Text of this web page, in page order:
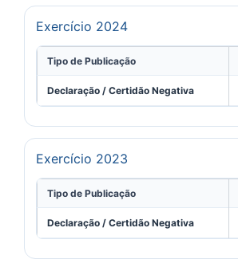
Exercício 2024
Tipo de Publicação
Declaração / Certidão Negativa
Exercício 2023
Tipo de Publicação
Declaração / Certidão Negativa